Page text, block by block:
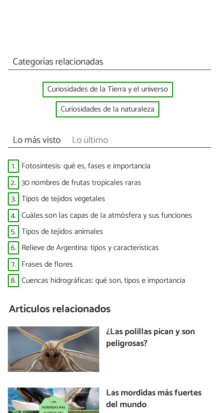
Categorías relacionadas
Curiosidades de la Tierra y el universo
Curiosidades de la naturaleza
Lo más visto Lo último
1. Fotosíntesis: qué es, fases e importancia
2. 30 nombres de frutas tropicales raras
3. Tipos de tejidos vegetales
4. Cuáles son las capas de la atmósfera y sus funciones
5. Tipos de tejidos animales
6. Relieve de Argentina: tipos y características
7. Frases de flores
8. Cuencas hidrográficas: qué son, tipos e importancia
Artículos relacionados
¿Las polillas pican y son
peligrosas?
Las mordidas más fuertes
del mundo